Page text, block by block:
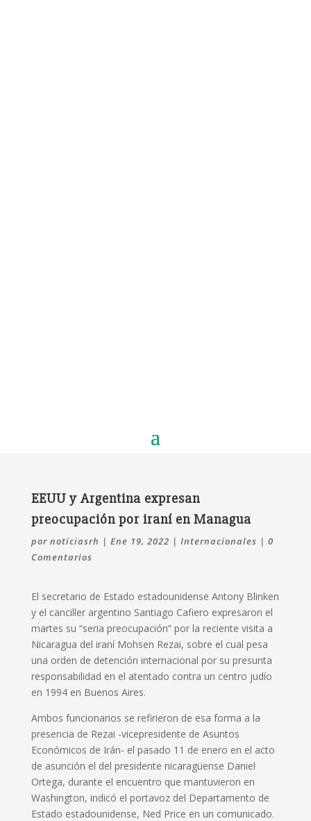
EEUU y Argentina expresan
preocupación por iraní en Managua
por noticiasrh | Ene 19, 2022 | Internacionales | 0
Comentarios
El secretario de Estado estadounidense Antony Blinken
y el canciller argentino Santiago Cafiero expresaron el
martes su “seria preocupación” por la reciente visita a
Nicaragua del iraní Mohsen Rezai, sobre el cual pesa
una orden de detención internacional por su presunta
responsabilidad en el atentado contra un centro judío
en 1994 en Buenos Aires.
Ambos funcionarios se refirieron de esa forma a la
presencia de Rezai -vicepresidente de Asuntos
Económicos de Irán- el pasado 11 de enero en el acto
de asunción el del presidente nicaragüense Daniel
Ortega, durante el encuentro que mantuvieron en
Washington, indicó el portavoz del Departamento de
Estado estadounidense, Ned Price en un comunicado.